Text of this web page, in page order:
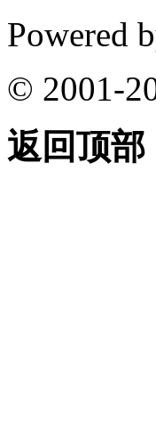
Powered
© 2001-
返回顶部